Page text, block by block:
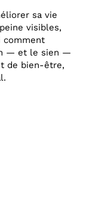
sa vie
visibles,
comment
— et le sien —
de bien-être,